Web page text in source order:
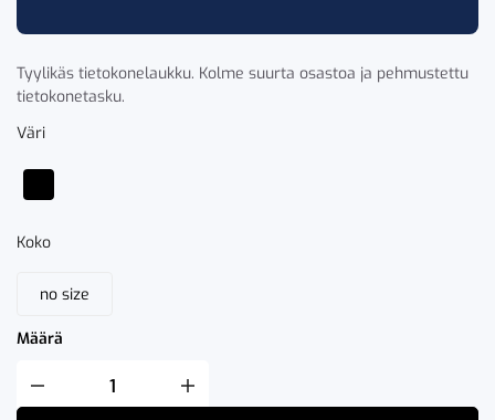
Tyylikäs tietokonelaukku. Kolme suurta osastoa ja pehmustettu
tietokonetasku.
Väri
Koko
no size
Määrä
Clique
2.0